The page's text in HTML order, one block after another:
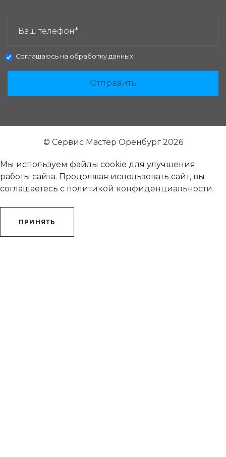
Соглашаюсь на обработку данных
Отправить
© Сервис Мастер Оренбург 2026
Мы используем файлы cookie для улучшения
работы сайта. Продолжая использовать сайт, вы
соглашаетесь с политикой конфиденциальности.
ПРИНЯТЬ